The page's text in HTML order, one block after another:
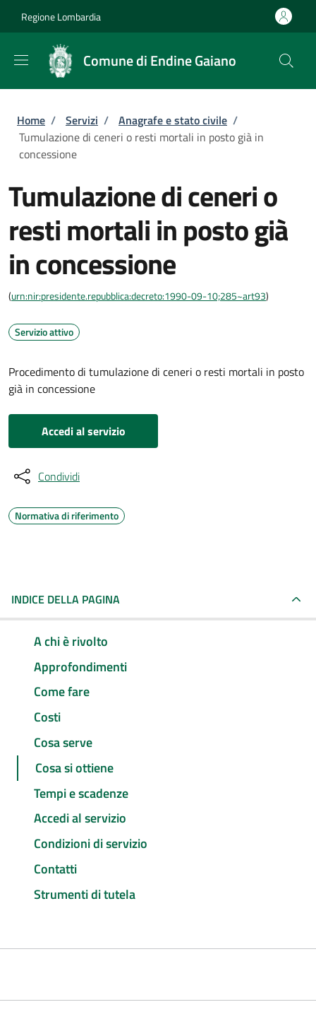
Regione Lombardia
Comune di Endine Gaiano
Briciole di pane
Home / Servizi / Anagrafe e stato civile /
Tumulazione di ceneri o resti mortali in posto già in
concessione
Tumulazione di ceneri o
resti mortali in posto già
in concessione
(urn:nir:presidente.repubblica:decreto:1990-09-10;285~art93)
Servizio attivo
Procedimento di tumulazione di ceneri o resti mortali in posto
già in concessione
Accedi al servizio
Condividi
Normativa di riferimento
INDICE DELLA PAGINA
A chi è rivolto
Approfondimenti
Come fare
Costi
Cosa serve
Cosa si ottiene
Tempi e scadenze
Accedi al servizio
Condizioni di servizio
Contatti
Strumenti di tutela